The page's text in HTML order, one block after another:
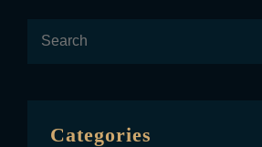
Categories